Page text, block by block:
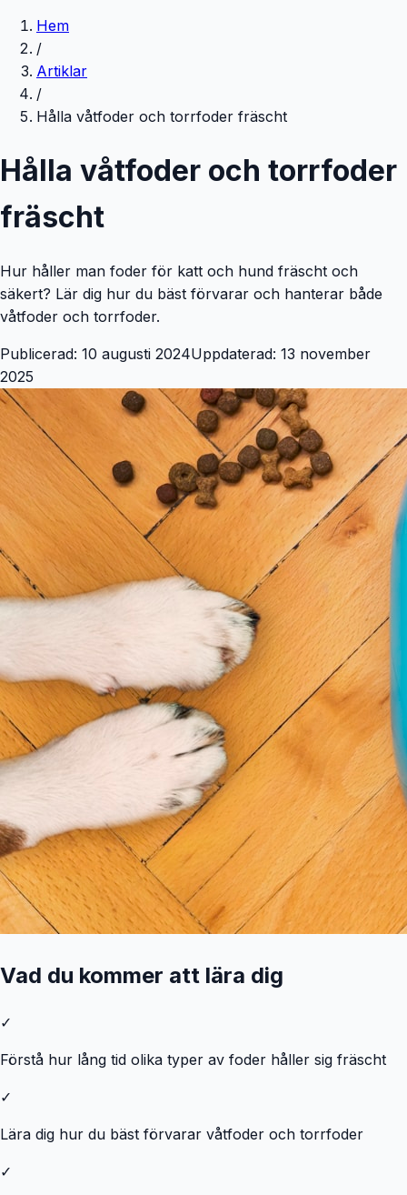
Hem
/
Artiklar
/
Hålla våtfoder och torrfoder fräscht
Hålla våtfoder och torrfoder
fräscht
Hur håller man foder för katt och hund fräscht och
säkert? Lär dig hur du bäst förvarar och hanterar både
våtfoder och torrfoder.
Publicerad: 10 augusti 2024Uppdaterad: 13 november
2025
Vad du kommer att lära dig
✓
Förstå hur lång tid olika typer av foder håller sig fräscht
✓
Lära dig hur du bäst förvarar våtfoder och torrfoder
✓